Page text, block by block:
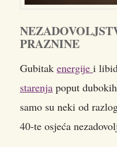
PRAZNINE
Gubitak energije i
starenja poput
samo su neki od
40-te osjeća